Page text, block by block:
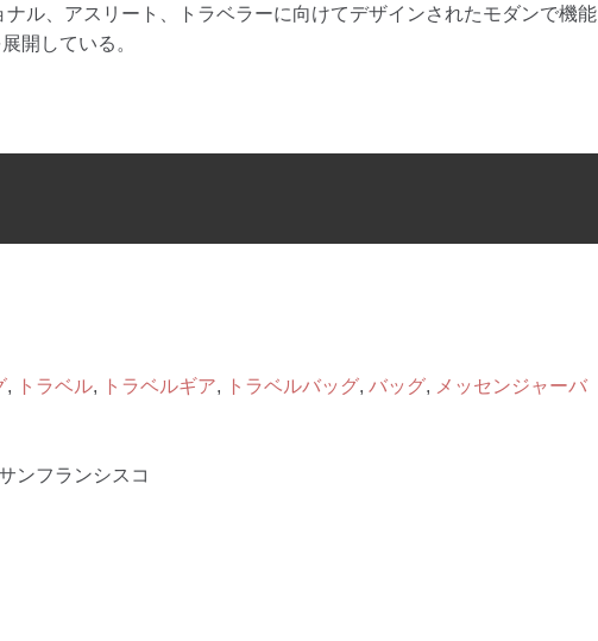
ナル、アスリート、トラベラーに向けてデザインされたモダンで機能
開している。
, トラベル, トラベルギア, トラベルバッグ, バッグ, メッセンジャーバ
ンフランシスコ